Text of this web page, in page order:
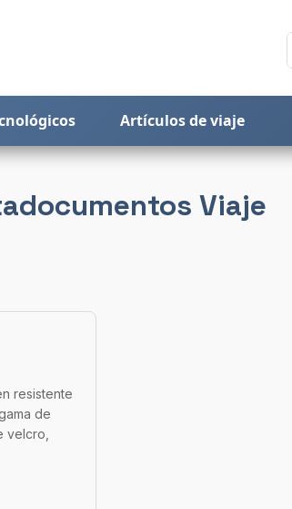
Artículos de viaje
Viaje
resistente
de
velcro,